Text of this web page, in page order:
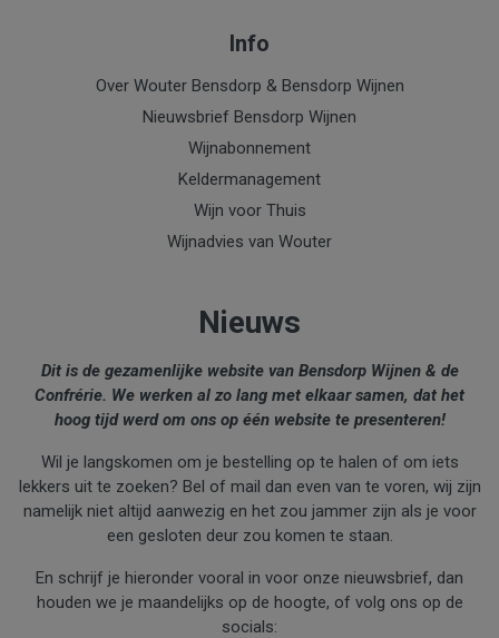
Info
Over Wouter Bensdorp & Bensdorp Wijnen
Nieuwsbrief Bensdorp Wijnen
Wijnabonnement
Keldermanagement
Wijn voor Thuis
Wijnadvies van Wouter
Nieuws
Dit is de gezamenlijke website van Bensdorp Wijnen & de
Confrérie. We werken al zo lang met elkaar samen, dat het
hoog tijd werd om ons op één website te presenteren!
Wil je langskomen om je bestelling op te halen of om iets
lekkers uit te zoeken? Bel of mail dan even van te voren, wij zijn
namelijk niet altijd aanwezig en het zou jammer zijn als je voor
een gesloten deur zou komen te staan.
En schrijf je hieronder vooral in voor onze nieuwsbrief, dan
houden we je maandelijks op de hoogte, of volg ons op de
socials: